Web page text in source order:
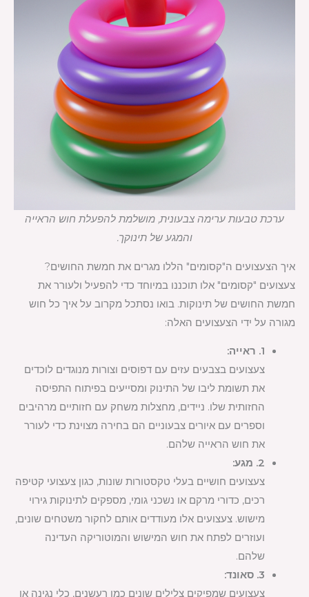
ערכת טבעות ערימה צבעונית, מושלמת להפעלת חוש הראייה
והמגע של תינוקך.
איך הצעצועים ה"קסומים" הללו מגרים את חמשת החושים?
צעצועים "קסומים" אלו תוכננו במיוחד כדי להפעיל ולעורר את
חמשת החושים של תינוקות. בואו נסתכל מקרוב על איך כל חוש
מגורה על ידי הצעצועים האלה:
1. ראייה:
צעצועים בצבעים עזים עם דפוסים וצורות מנוגדים לוכדים
את תשומת ליבו של התינוק ומסייעים בפיתוח התפיסה
החזותית שלו. ניידים, מחצלות משחק עם חזותיים מרהיבים
וספרים עם איורים צבעוניים הם בחירה מצוינת כדי לעורר
את חוש הראייה שלהם.
2. מגע:
צעצועים חושיים בעלי טקסטורות שונות, כגון צעצועי קטיפה
רכים, כדורי מרקם או נשכני גומי, מספקים לתינוקות גירוי
מישוש. צעצועים אלו מעודדים אותם לחקור משטחים שונים,
ועוזרים לפתח את חוש המישוש והמוטוריקה העדינה
שלהם.
3. סאונד:
צעצועים שמפיקים צלילים שונים כמו רעשנים, כלי נגינה או